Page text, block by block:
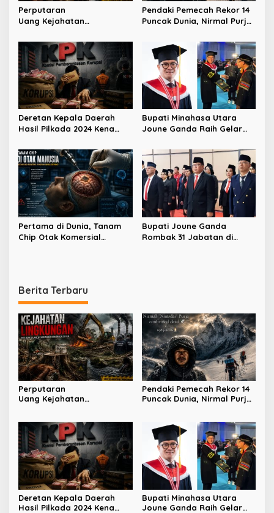
Perputaran
Uang Kejahatan
Triliun
Pendaki Pemecah Rekor 14
Puncak Dunia, Nirmal Purja
Deretan Kepala Daerah
Hasil Pilkada 2024 Kena
Bupati Minahasa Utara
Joune Ganda Raih Gelar
Komitmen Tingkatkan
Kualitas Kepemimpinan
Pertama di Dunia, Tanam
Chip Otak Komersial
Bupati Joune Ganda
Rombak 31 Jabatan di
Berita Terbaru
Perputaran
Uang Kejahatan
Pendaki Pemecah Rekor 14
Puncak Dunia, Nirmal Purja
Deretan Kepala Daerah
Hasil Pilkada 2024 Kena
Bupati Minahasa Utara
Joune Ganda Raih Gelar